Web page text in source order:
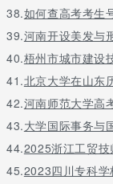
38.如何查高考考生
39.河南开设美发与
40.梧州市城市建设
41.北京大学在山东
42.河南师范大学高
43.大学国际事务与
44.2025浙江工贸
45.2023四川专科